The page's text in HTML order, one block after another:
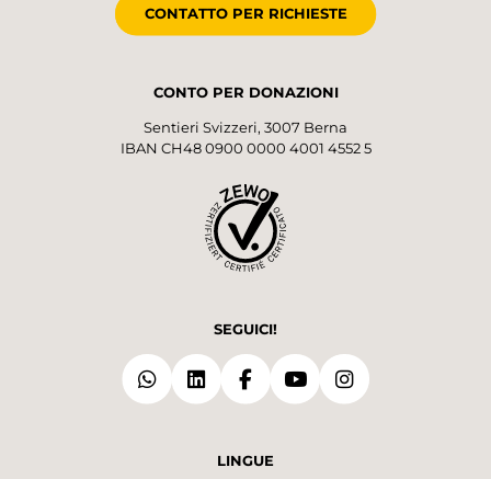
CONTATTO PER RICHIESTE
CONTO PER DONAZIONI
Sentieri Svizzeri, 3007 Berna
IBAN CH48 0900 0000 4001 4552 5
SEGUICI!
LINGUE